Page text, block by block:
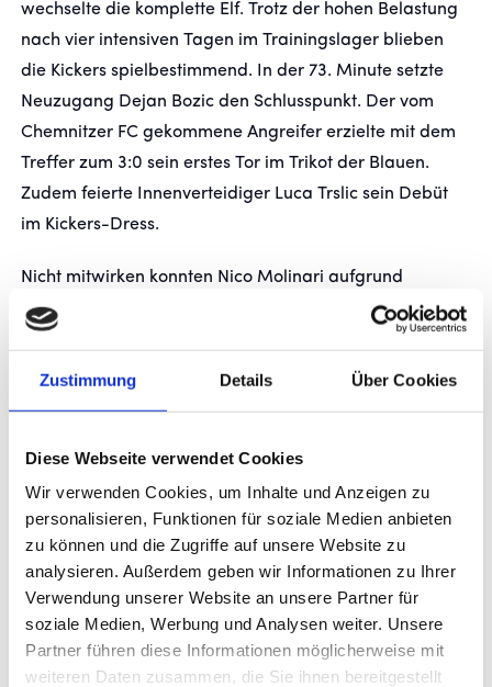
Zustimmung Details Über Cookies
Diese Webseite verwendet Cookies
Wir verwenden Cookies, um Inhalte und Anzeigen zu
personalisieren, Funktionen für soziale Medien anbieten
zu können und die Zugriffe auf unsere Website zu
analysieren. Außerdem geben wir Informationen zu Ihrer
Verwendung unserer Website an unsere Partner für
soziale Medien, Werbung und Analysen weiter. Unsere
Partner führen diese Informationen möglicherweise mit
weiteren Daten zusammen, die Sie ihnen bereitgestellt
wechselte die komplette Elf. Trotz der hohen Belastung
nach vier intensiven Tagen im Trainingslager blieben
die Kickers spielbestimmend. In der 73. Minute setzte
Neuzugang Dejan Bozic den Schlusspunkt. Der vom
Chemnitzer FC gekommene Angreifer erzielte mit dem
Treffer zum 3:0 sein erstes Tor im Trikot der Blauen.
Zudem feierte Innenverteidiger Luca Trslic sein Debüt
im Kickers-Dress.
Nicht mitwirken konnten Nico Molinari aufgrund
muskulärer Probleme sowie Sebastian Müller aus
Nach dem Schlusspfiff zog Cheftrainer Holger
der ersten Halbzeit viele Dinge gut gemacht haben –
gegen den Ball, bei der Balleroberung, und wir haben
das eine oder andere Tor schön herausgespielt.
Darüber hinaus hatten wir noch ein, zwei gute
Möglichkeiten. Die Jungs haben alles auf dem Platz
gelassen.
Im zweiten Spielabschnitt hat man schon gespürt, dass
wir vielleicht nicht mehr ganz so konsequent in den